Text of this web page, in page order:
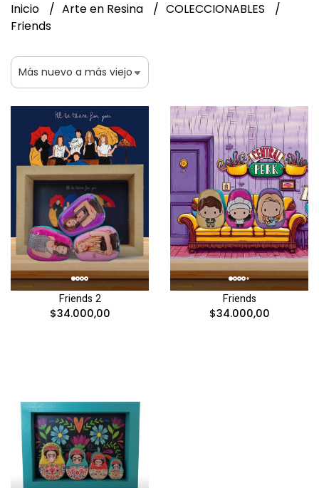
Inicio Arte en Resina
COLECCIONABLES
Friends
Friends 2
$34.000,00
Friends
$34.000,00